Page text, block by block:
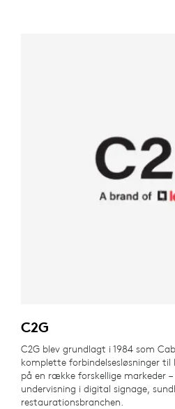
C2G
C2G blev grundlagt i 1984 som
komplette forbindelsesløsninger
på en række forskellige markeder
undervisning i digital signage,
restaurationsbranchen.